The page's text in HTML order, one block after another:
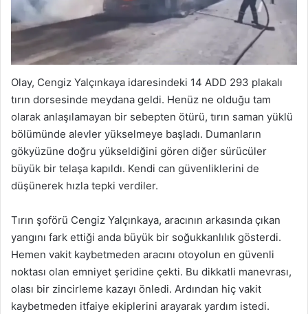
Olay, Cengiz Yalçınkaya idaresindeki 14 ADD 293 plakalı
tırın dorsesinde meydana geldi. Henüz ne olduğu tam
olarak anlaşılamayan bir sebepten ötürü, tırın saman yüklü
bölümünde alevler yükselmeye başladı. Dumanların
gökyüzüne doğru yükseldiğini gören diğer sürücüler
büyük bir telaşa kapıldı. Kendi can güvenliklerini de
düşünerek hızla tepki verdiler.
Tırın şoförü Cengiz Yalçınkaya, aracının arkasında çıkan
yangını fark ettiği anda büyük bir soğukkanlılık gösterdi.
Hemen vakit kaybetmeden aracını otoyolun en güvenli
noktası olan emniyet şeridine çekti. Bu dikkatli manevrası,
olası bir zincirleme kazayı önledi. Ardından hiç vakit
kaybetmeden itfaiye ekiplerini arayarak yardım istedi.